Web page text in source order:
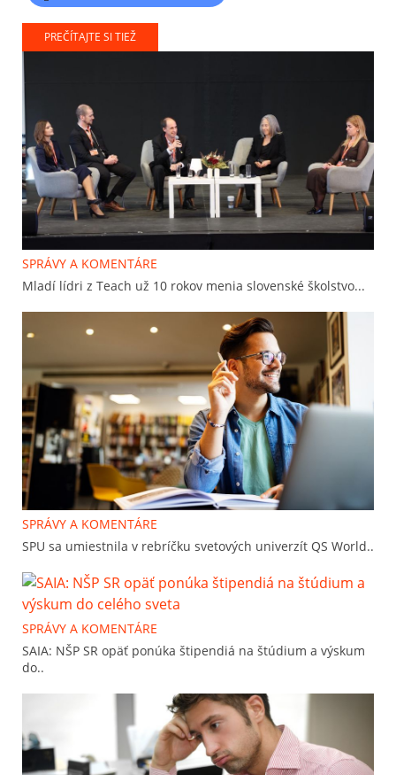
PREČÍTAJTE SI TIEŽ
SPRÁVY A KOMENTÁRE
Mladí lídri z Teach už 10 rokov menia slovenské školstvo...
SPRÁVY A KOMENTÁRE
SPU sa umiestnila v rebríčku svetových univerzít QS World..
SPRÁVY A KOMENTÁRE
SAIA: NŠP SR opäť ponúka štipendiá na štúdium a výskum
do..